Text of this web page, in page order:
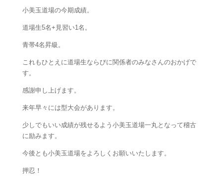
小美玉道場の今期成績。
道場生5名+見習い1名。
青帯4名昇級。
これもひとえに道場生ならびに関係者のみなさんのおかげで
す。
感謝申し上げます。
来年早々には型大会があります。
少しでもいい成績が残せるよう小美玉道場一丸となって稽古
に励みます。
今後とも小美玉道場をよろしくお願いいたします。
押忍！